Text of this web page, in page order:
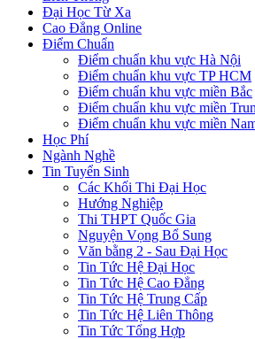
Đại Học Từ Xa
Cao Đẳng Online
Điểm Chuẩn
Điểm chuẩn khu vực Hà Nội
Điểm chuẩn khu vực TP HCM
Điểm chuẩn khu vực miền Bắc
Điểm chuẩn khu vực miền
Điểm chuẩn khu vực miền
Học Phí
Ngành Nghề
Tin Tuyển Sinh
Các Khối Thi Đại Học
Hướng Nghiệp
Thi THPT Quốc Gia
Nguyện Vọng Bổ Sung
Văn bằng 2 - Sau Đại Học
Tin Tức Hệ Đại Học
Tin Tức Hệ Cao Đẳng
Tin Tức Hệ Trung Cấp
Tin Tức Hệ Liên Thông
Tin Tức Tổng Hợp